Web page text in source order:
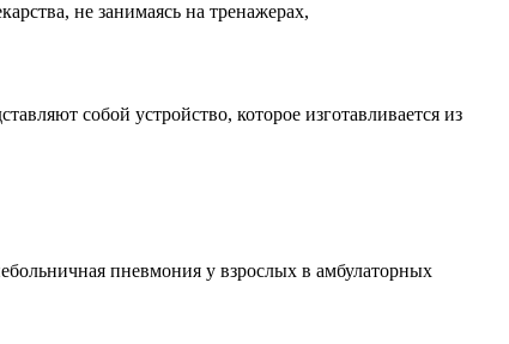
не занимаясь на тренажерах,
собой устройство, которое изготавливается из
пневмония у взрослых в амбулаторных